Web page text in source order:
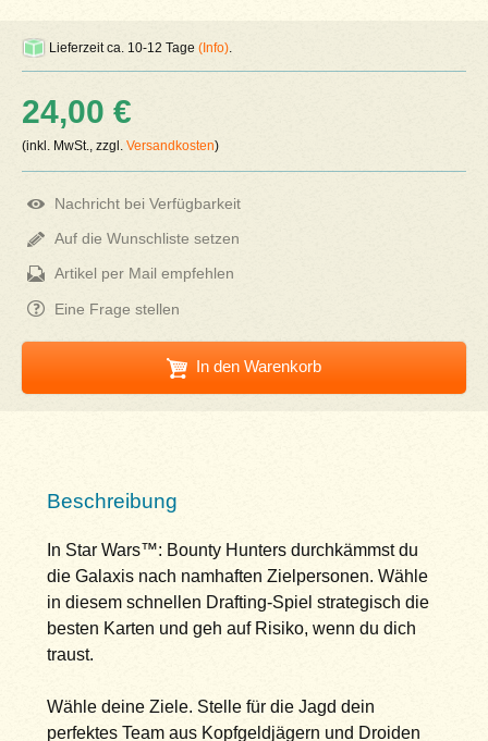
Lieferzeit ca. 10-12 Tage(Info)
24,00 €
(inkl. MwSt., zzgl.Versandkosten)
Nachricht bei Verfügbarkeit
Auf die Wunschliste setzen
Artikel per Mail empfehlen
Eine Frage stellen
In den Warenkorb
Beschreibung
In Star Wars™: Bounty Hunters durchkämmst du
die Galaxis nach namhaften Zielpersonen. Wähle
in diesem schnellen Drafting-Spiel strategisch die
besten Karten und geh auf Risiko, wenn du dich
traust.
Wähle deine Ziele. Stelle für die Jagd dein
perfektes Team aus Kopfgeldjägern und Droiden